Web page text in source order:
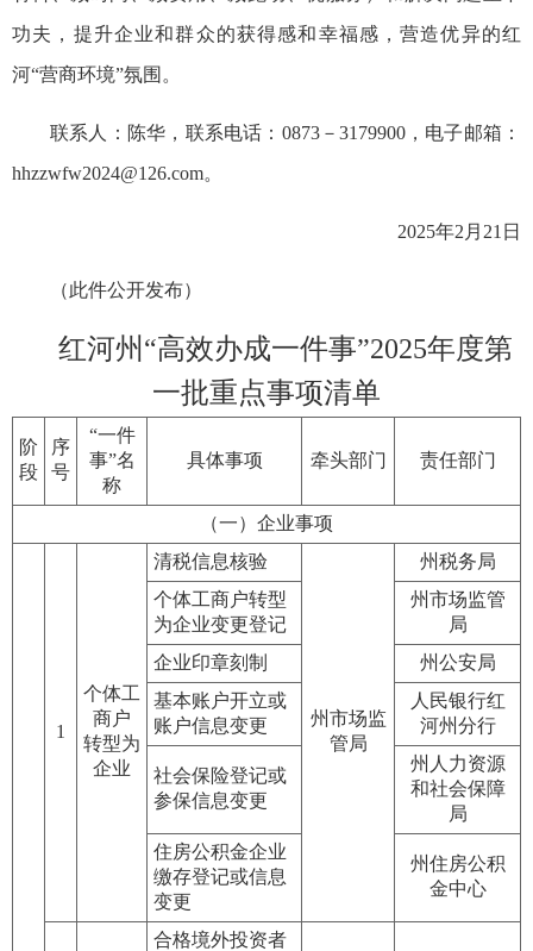
功夫，提升企业和群众的获得感和幸福感，营造优异的红
河“营商环境”氛围。
联系人：陈华，联系电话：0873－3179900，电子邮箱：
hhzzwfw2024@126.com。
2025年2月21日
（此件公开发布）
红河州“高效办成一件事”2025年度第
一批重点事项清单
阶
段
序
号
“一件
事”名
称
具体事项 牵头部门 责任部门
（一）企业事项
1
个体工
商户
转型为
企业
清税信息核验
州市场监
管局
州税务局
个体工商户转型
为企业变更登记
州市场监管
局
企业印章刻制
州公安局
基本账户开立或
账户信息变更
人民银行红
河州分行
社会保险登记或
参保信息变更
州人力资源
和社会保障
局
住房公积金企业
缴存登记或信息
变更
州住房公积
金中心
合格境外投资者